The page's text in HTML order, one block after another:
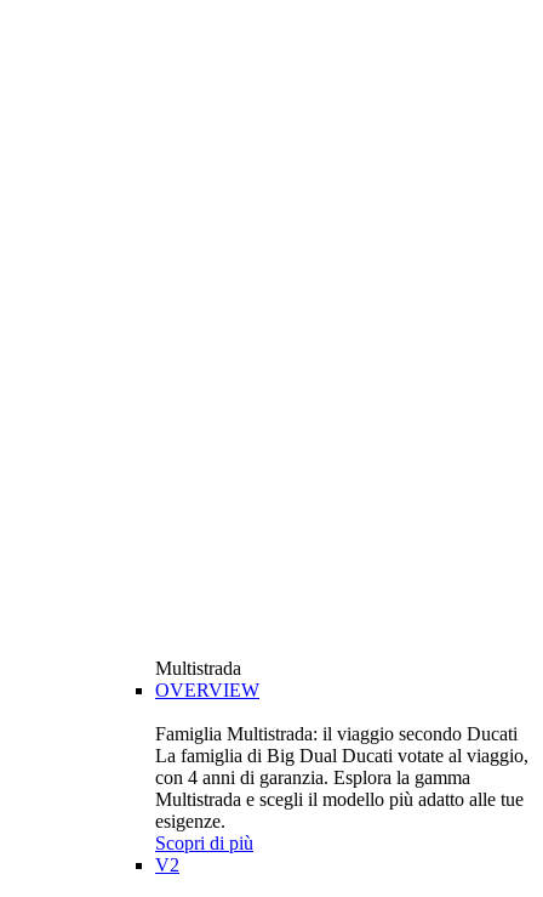
Multistrada
OVERVIEW
Famiglia Multistrada: il viaggio secondo Ducati
La famiglia di Big Dual Ducati votate al viaggio,
con 4 anni di garanzia. Esplora la gamma
Multistrada e scegli il modello più adatto alle tue
esigenze.
Scopri di più
V2